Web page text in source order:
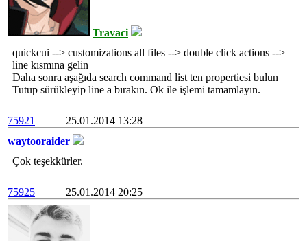
Travaci
quickcui --> customizations all files --> double click actions -->
line kısmına gelin
Daha sonra aşağıda search command list ten propertiesi bulun
Tutup sürükleyip line a bırakın. Ok ile işlemi tamamlayın.
75921
25.01.2014 13:28
waytooraider
Çok teşekkürler.
75925 25.01.2014 20:25